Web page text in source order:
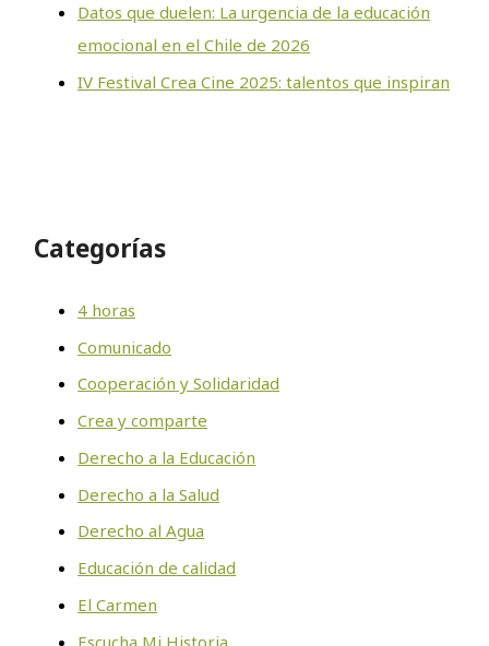
Datos que duelen: La urgencia de la educación
emocional en el Chile de 2026
IV Festival Crea Cine 2025: talentos que inspiran
Categorías
4 horas
Comunicado
Cooperación y Solidaridad
Crea y comparte
Derecho a la Educación
Derecho a la Salud
Derecho al Agua
Educación de calidad
El Carmen
Escucha Mi Historia